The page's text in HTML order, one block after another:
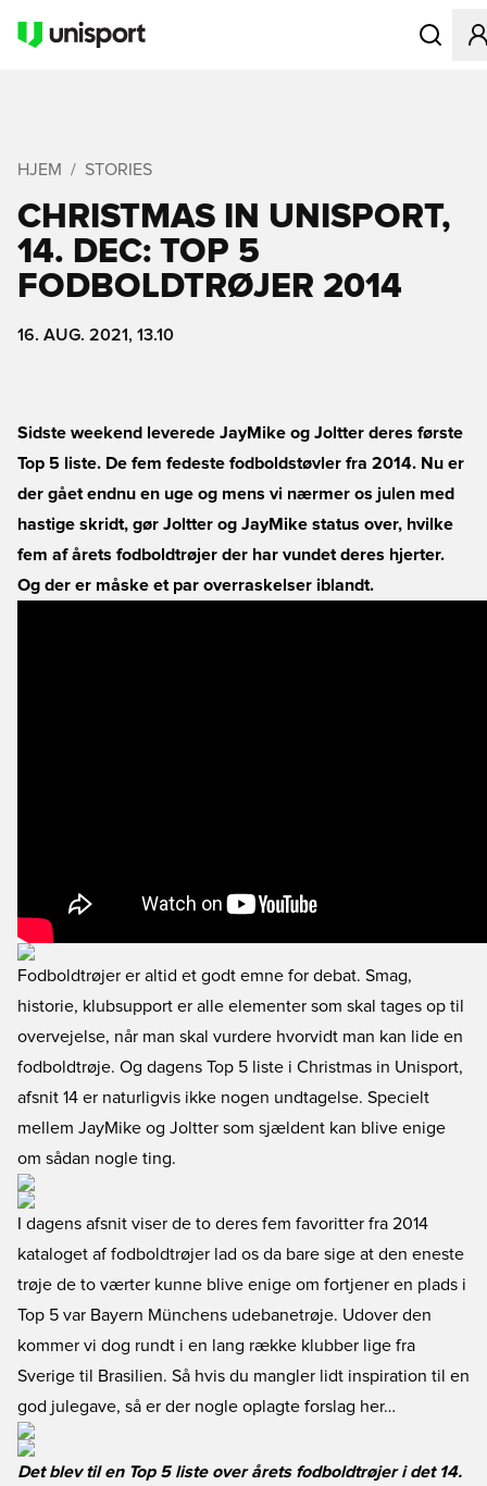
Åbner
HJEM STORIES
CHRISTMAS IN UNISPORT,
14. DEC: TOP 5
FODBOLDTRØJER 2014
16. AUG. 2021, 13.10
Sidste weekend leverede JayMike og Joltter deres første
Top 5 liste. De fem fedeste fodboldstøvler fra 2014. Nu er
der gået endnu en uge og mens vi nærmer os julen med
hastige skridt, gør Joltter og JayMike status over, hvilke
fem af årets fodboldtrøjer der har vundet deres hjerter.
Og der er måske et par overraskelser iblandt.
Fodboldtrøjer er altid et godt emne for debat. Smag,
historie, klubsupport er alle elementer som skal tages op til
overvejelse, når man skal vurdere hvorvidt man kan lide en
fodboldtrøje. Og dagens Top 5 liste i Christmas in Unisport,
afsnit 14 er naturligvis ikke nogen undtagelse. Specielt
mellem JayMike og Joltter som sjældent kan blive enige
om sådan nogle ting.
I dagens afsnit viser de to deres fem favoritter fra 2014
kataloget af fodboldtrøjer lad os da bare sige at den eneste
trøje de to værter kunne blive enige om fortjener en plads i
Top 5 var Bayern Münchens udebanetrøje. Udover den
kommer vi dog rundt i en lang række klubber lige fra
Sverige til Brasilien. Så hvis du mangler lidt inspiration til en
god julegave, så er der nogle oplagte forslag her…
Det blev til en Top 5 liste over årets fodboldtrøjer i det 14.